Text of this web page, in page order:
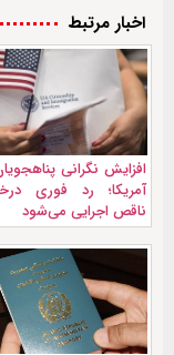
اخبار مرتبط
افزایش نگرانی
آمریکا؛ رد فوری
ناقص اجرایی می‌شود